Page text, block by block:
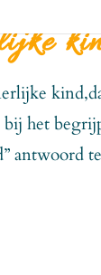
het
antwoord